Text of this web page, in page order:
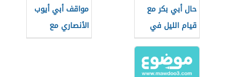
حال أبي بكر مع
قيام الليل في
رمضان
مواقف أبي أيوب
الأنصاري مع
الرسول الكريم